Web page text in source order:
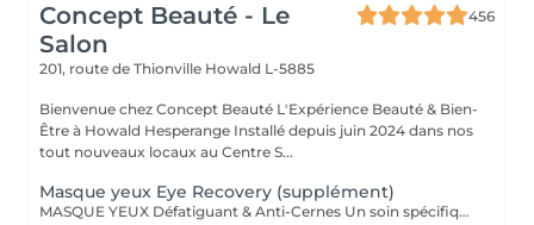
Concept Beauté - Le
Salon
456
201, route de Thionville Howald L-5885
Bienvenue chez Concept Beauté L'Expérience Beauté & Bien-
Être à Howald Hesperange Installé depuis juin 2024 dans nos
tout nouveaux locaux au Centre S...
Masque yeux Eye Recovery (supplément)
MASQUE YEUX Défatiguant & Anti-Cernes Un soin spécifique pour la zone fragile du contour des yeux, qui décongestionne, lisse et illumine le regard. Grâce à l'action d'actifs drainants et revitalisants, ce soin atténue les cernes, les poches et les rides pour un regard reposé et éclatant. A inclure dans n'importe quel Soin SOINS DU VISAGE COMFORT ZONE Nos soins du visage utilisent les produits de la marque Comfort Zone, une référence en cosmétique professionnelle alliant science, nature et innovation. Formulés avec des ingrédients d'origine naturelle, sans silicones, parabènes ni huiles minérales, ces soins sont conçus pour respecter l'équilibre de la peau tout en offrant des résultats visibles et durables. Chaque soin est un véritable rituel de bien-être et d'efficacité, adapté aux besoins spécifiques de votre peau.